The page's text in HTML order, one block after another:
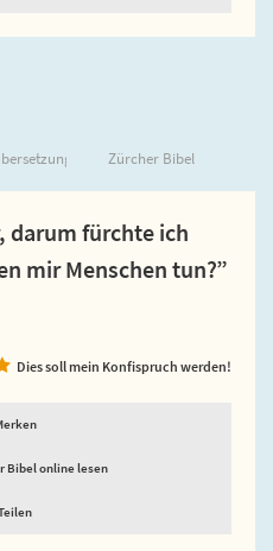
Zürcher Bibel
darum fürchte ich
mir Menschen tun?”
Dies soll mein Konfispruch werden!
Bibel online lesen